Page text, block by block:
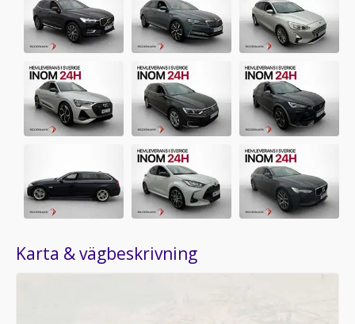
Karta & vägbeskrivning